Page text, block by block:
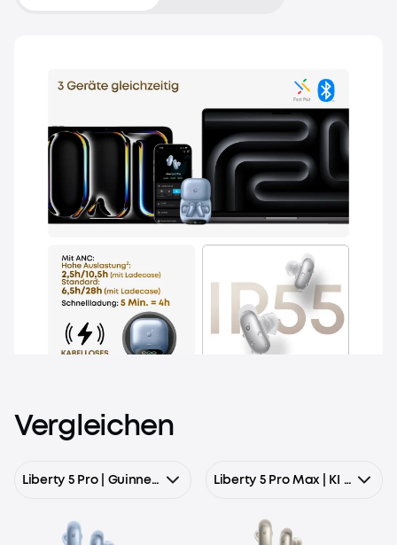
Vergleichen
Liberty 5 Pro | Guinness-Rekord für klare Telefonate, 360° ANC 4.0, Dolby Atmos Liberty 5 Pro Max | KI Kopfhörer mit Smart Display & KI-Notizassistent